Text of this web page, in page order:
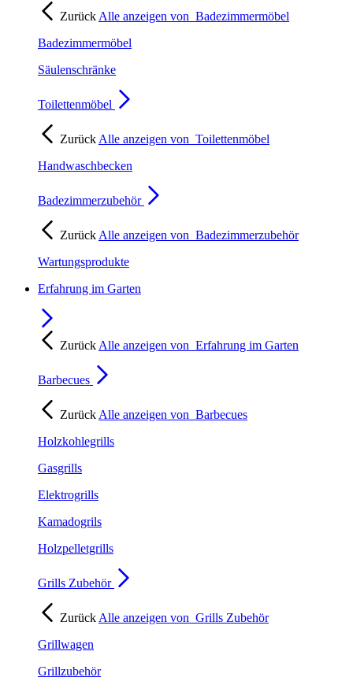
Zurück Alle anzeigen von Badezimmermöbel
Badezimmermöbel
Säulenschränke
Toilettenmöbel
Zurück Alle anzeigen von Toilettenmöbel
Handwaschbecken
Badezimmerzubehör
Zurück Alle anzeigen von Badezimmerzubehör
Wartungsprodukte
Erfahrung im Garten
Zurück Alle anzeigen von Erfahrung im Garten
Barbecues
Zurück Alle anzeigen von Barbecues
Holzkohlegrills
Gasgrills
Elektrogrills
Kamadogrils
Holzpelletgrills
Grills Zubehör
Zurück Alle anzeigen von Grills Zubehör
Grillwagen
Grillzubehör